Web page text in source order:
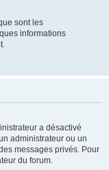
sont les
informations
a désactivé
administrateur ou un
messages privés. Pour
du forum.